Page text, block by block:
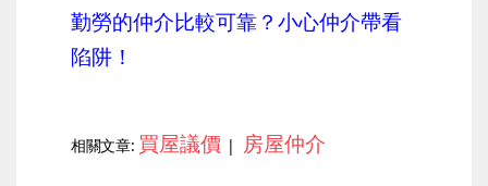
勤勞的仲介比較可靠？小心仲介帶看
陷阱！
相關文章: 買屋議價 | 房屋仲介